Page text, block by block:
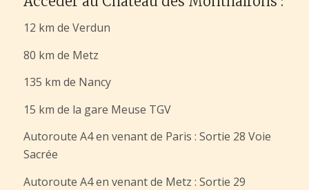
12 km de Verdun
80 km de Metz
135 km de Nancy
15 km de la gare Meuse TGV
Autoroute A4 en venant de Paris : Sortie 28 Voie
Sacrée
Autoroute A4 en venant de Metz : Sortie 29